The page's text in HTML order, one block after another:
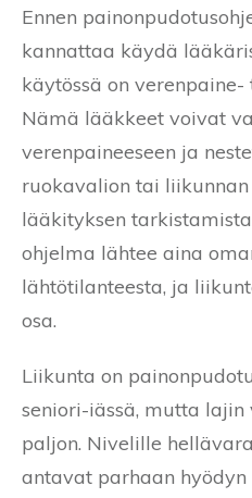
Ennen
kannattaa käydä
käytössä on
Nämä lääkkeet voivat
verenpaineeseen ja
ruokavalion tai
lääkityksen
ohjelma lähtee aina
lähtötilanteesta, ja
osa.
Liikunta on
seniori-iässä, mutta
paljon. Nivelille
antavat parhaan